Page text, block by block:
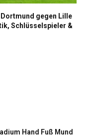
gegen Lille
Schlüsselspieler &
Hand Fuß Mund